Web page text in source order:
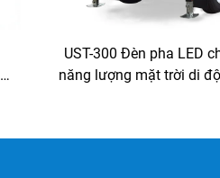
UST-300 Đèn pha LED
năng lượng mặt trời di